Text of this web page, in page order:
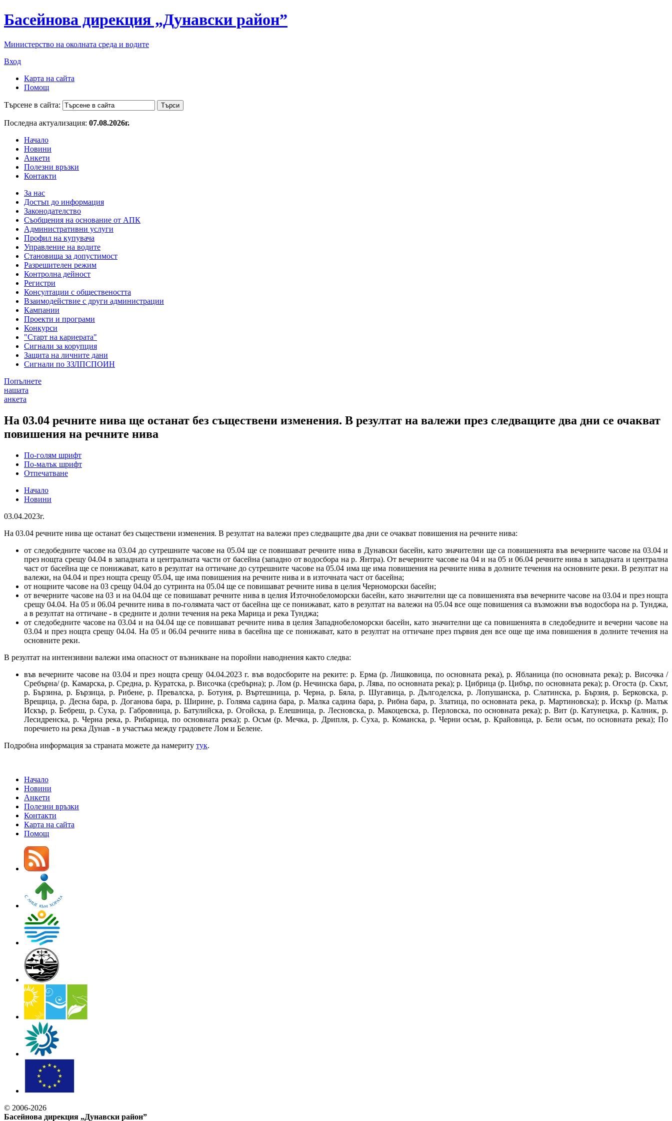
Басейнова дирекция „Дунавски район”
Министерство на околната среда и водите
Вход
Карта на сайта
Помощ
Търсене в сайта:
Последна актуализация: 07.08.2026г.
Начало
Новини
Анкети
Полезни връзки
Контакти
За нас
Достъп до информация
Законодателство
Съобщения на основание от АПК
Административни услуги
Профил на купувача
Управление на водите
Становища за допустимост
Разрешителен режим
Контролна дейност
Регистри
Консултации с обществеността
Взаимодействие с други администрации
Кампании
Проекти и програми
Конкурси
"Старт на кариерата"
Сигнали за корупция
Защита на личните дани
Сигнали по ЗЗЛПСПОИН
Попълнете
нашата
анкета
На 03.04 речните нива ще останат без съществени изменения. В резултат на валежи през следващите два дни се очакват
повишения на речните нива
По-голям шрифт
По-малък шрифт
Отпечатване
Начало
Новини
03.04.2023г.
На 03.04 речните нива ще останат без съществени изменения. В резултат на валежи през следващите два дни се очакват повишения на речните нива:
от следобедните часове на 03.04 до сутрешните часове на 05.04 ще се повишават речните нива в Дунавски басейн, като значителни ще са повишенията във вечерните часове на 03.04 и
през нощта срещу 04.04 в западната и централната части от басейна (западно от водосбора на р. Янтра). От вечерните часове на 04 и на 05 и 06.04 речните нива в западната и централна
част от басейна ще се понижават, като в резултат на оттичане до сутрешните часове на 05.04 има ще има повишения на речните нива в долните течения на основните реки. В резултат на
валежи, на 04.04 и през нощта срещу 05.04, ще има повишения на речните нива и в източната част от басейна;
от нощните часове на 03 срещу 04.04 до сутринта на 05.04 ще се повишават речните нива в целия Черноморски басейн;
от вечерните часове на 03 и на 04.04 ще се повишават речните нива в целия Източнобеломорски басейн, като значителни ще са повишенията във вечерните часове на 03.04 и през нощта
срещу 04.04. На 05 и 06.04 речните нива в по-голямата част от басейна ще се понижават, като в резултат на валежи на 05.04 все още повишения са възможни във водосбора на р. Тунджа,
а в резултат на оттичане - в средните и долни течения на река Марица и река Тунджа;
от следобедните часове на 03.04 и на 04.04 ще се повишават речните нива в целия Западнобеломорски басейн, като значителни ще са повишенията в следобедните и вечерни часове на
03.04 и през нощта срещу 04.04. На 05 и 06.04 речните нива в басейна ще се понижават, като в резултат на оттичане през първия ден все още ще има повишения в долните течения на
основните реки.
В резултат на интензивни валежи има опасност от възникване на поройни наводнения както следва:
във вечерните часове на 03.04 и през нощта срещу 04.04.2023 г. във водосборите на реките: р. Ерма (р. Лишковица, по основната река), р. Ябланица (по основната река); р. Височка /
Сребърна/ (р. Камарска, р. Средна, р. Куратска, р. Височка (сребърна); р. Лом (р. Нечинска бара, р. Лява, по основната река); р. Цибрица (р. Цибър, по основната река); р. Огоста (р. Скът,
р. Бързина, р. Бързица, р. Рибене, р. Превалска, р. Ботуня, р. Въртешница, р. Черна, р. Бяла, р. Шугавица, р. Дългоделска, р. Лопушанска, р. Слатинска, р. Бързия, р. Берковска, р.
Врещица, р. Десна бара, р. Доганова бара, р. Ширине, р. Голяма садина бара, р. Малка садина бара, р. Рибна бара, р. Златица, по основната река, р. Мартиновска); р. Искър (р. Малък
Искър, р. Бебреш, р. Суха, р. Габровница, р. Батулийска, р. Огойска, р. Елешница, р. Лесновска, р. Макоцевска, р. Перловска, по основната река); р. Вит (р. Катунецка, р. Калник, р.
Лесидренска, р. Черна река, р. Рибарица, по основната река); р. Осъм (р. Мечка, р. Дрипля, р. Суха, р. Команска, р. Черни осъм, р. Крайовица, р. Бели осъм, по основната река); По
поречието на река Дунав - в участъка между градовете Лом и Белене.
Подробна информация за страната можете да намериту тук.
Начало
Новини
Анкети
Полезни връзки
Контакти
Карта на сайта
Помощ
© 2006-2026
Басейнова дирекция „Дунавски район”